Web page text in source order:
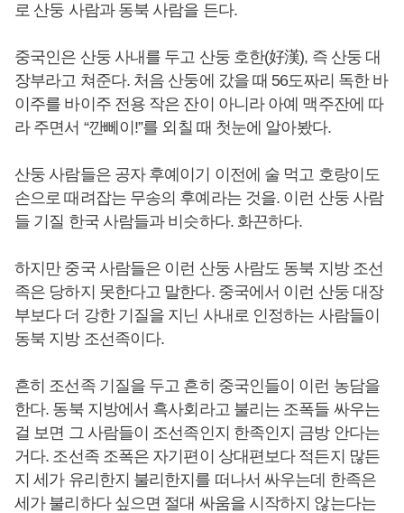
로 산둥 사람과 동북 사람을 든다.
중국인은 산둥 사내를 두고 산둥 호한(好漢), 즉 산둥 대
장부라고 쳐준다. 처음 산둥에 갔을 때 56도짜리 독한 바
이주를 바이주 전용 작은 잔이 아니라 아예 맥주잔에 따
라 주면서 “깐뻬이!”를 외칠 때 첫눈에 알아봤다.
산둥 사람들은 공자 후예이기 이전에 술 먹고 호랑이도
손으로 때려잡는 무송의 후예라는 것을. 이런 산둥 사람
들 기질 한국 사람들과 비슷하다. 화끈하다.
하지만 중국 사람들은 이런 산둥 사람도 동북 지방 조선
족은 당하지 못한다고 말한다. 중국에서 이런 산둥 대장
부보다 더 강한 기질을 지닌 사내로 인정하는 사람들이
동북 지방 조선족이다.
흔히 조선족 기질을 두고 흔히 중국인들이 이런 농담을
한다. 동북 지방에서 흑사회라고 불리는 조폭들 싸우는
걸 보면 그 사람들이 조선족인지 한족인지 금방 안다는
거다. 조선족 조폭은 자기편이 상대편보다 적든지 많든
지 세가 유리한지 불리한지를 떠나서 싸우는데 한족은
세가 불리하다 싶으면 절대 싸움을 시작하지 않는다는